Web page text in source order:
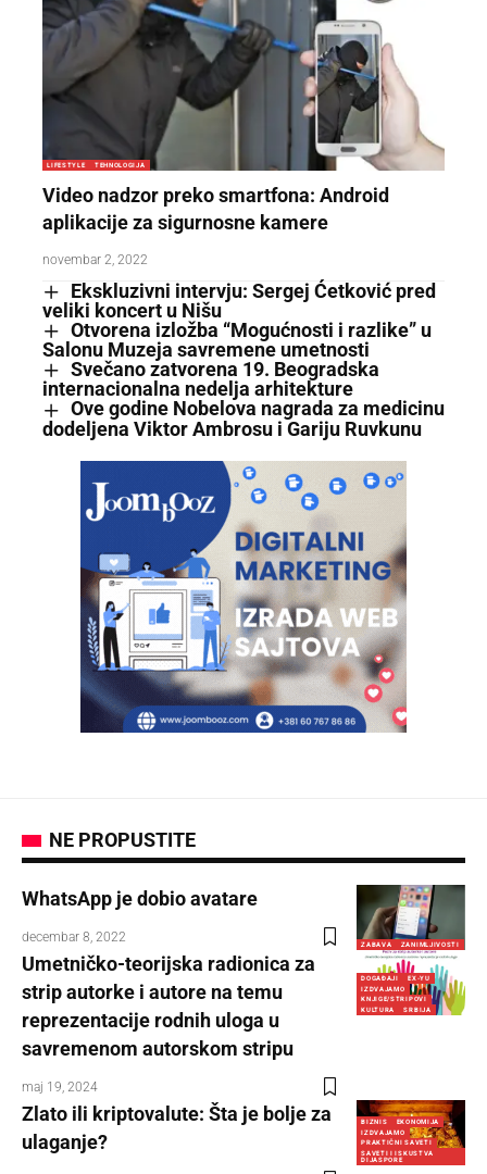
LIFESTYLE TEHNOLOGIJA
Video nadzor preko smartfona: Android
aplikacije za sigurnosne kamere
novembar 2, 2022
Ekskluzivni intervju: Sergej Ćetković pred
veliki koncert u Nišu
Otvorena izložba “Mogućnosti i razlike” u
Salonu Muzeja savremene umetnosti
Svečano zatvorena 19. Beogradska
internacionalna nedelja arhitekture
Ove godine Nobelova nagrada za medicinu
dodeljena Viktor Ambrosu i Gariju Ruvkunu
NE PROPUSTITE
ZABAVA ZANIMLJIVOSTI
WhatsApp je dobio avatare
decembar 8, 2022
DOGAĐAJI
EX-YU
IZDVAJAMO
KNJIGE/STRIPOVI
KULTURA
SRBIJA
Umetničko-teorijska radionica za
strip autorke i autore na temu
reprezentacije rodnih uloga u
savremenom autorskom stripu
maj 19, 2024
BIZNIS
EKONOMIJA
IZDVAJAMO
PRAKTIČNI SAVETI
SAVETI I ISKUSTVA
DIJASPORE
Zlato ili kriptovalute: Šta je bolje za
ulaganje?